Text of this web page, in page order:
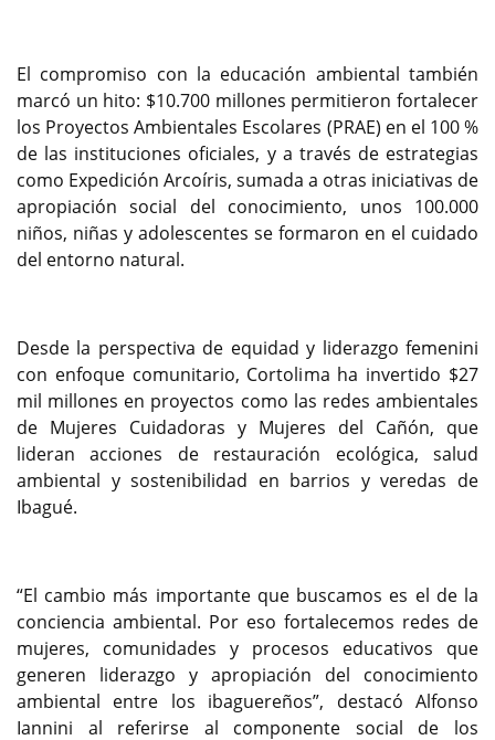
El compromiso con la educación ambiental también
marcó un hito: $10.700 millones permitieron fortalecer
los Proyectos Ambientales Escolares (PRAE) en el 100 %
de las instituciones oficiales, y a través de estrategias
como Expedición Arcoíris, sumada a otras iniciativas de
apropiación social del conocimiento, unos 100.000
niños, niñas y adolescentes se formaron en el cuidado
del entorno natural.
Desde la perspectiva de equidad y liderazgo femenini
con enfoque comunitario, Cortolima ha invertido $27
mil millones en proyectos como las redes ambientales
de Mujeres Cuidadoras y Mujeres del Cañón, que
lideran acciones de restauración ecológica, salud
ambiental y sostenibilidad en barrios y veredas de
Ibagué.
“El cambio más importante que buscamos es el de la
conciencia ambiental. Por eso fortalecemos redes de
mujeres, comunidades y procesos educativos que
generen liderazgo y apropiación del conocimiento
ambiental entre los ibaguereños”, destacó Alfonso
Iannini al referirse al componente social de los